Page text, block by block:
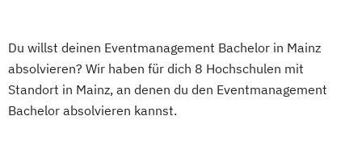
Du willst deinen Eventmanagement Bachelor in Mainz
absolvieren? Wir haben für dich 8 Hochschulen mit
Standort in Mainz, an denen du den Eventmanagement
Bachelor absolvieren kannst.